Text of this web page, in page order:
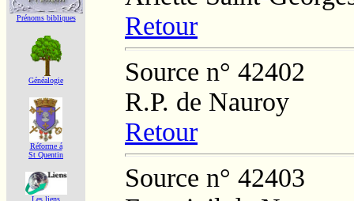
Prénoms bibliques
Généalogie
Réforme á
St Quentin
Les liens
Retour
Source n° 42402
R.P. de Nauroy
Retour
Source n° 42403